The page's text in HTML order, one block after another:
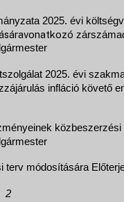
2025. évi
2025. évi
infláció követő
terv módosítására
2